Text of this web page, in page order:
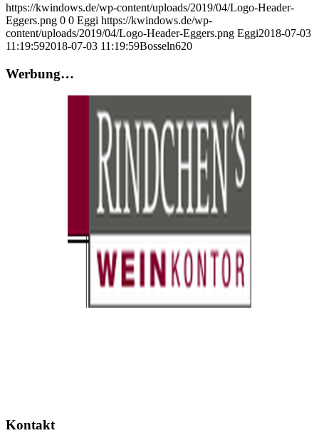
https://kwindows.de/wp-content/uploads/2019/04/Logo-Header-
Eggers.png 0 0 Eggi https://kwindows.de/wp-
content/uploads/2019/04/Logo-Header-Eggers.png Eggi2018-07-03
11:19:592018-07-03 11:19:59Bosseln620
Werbung…
Kontakt